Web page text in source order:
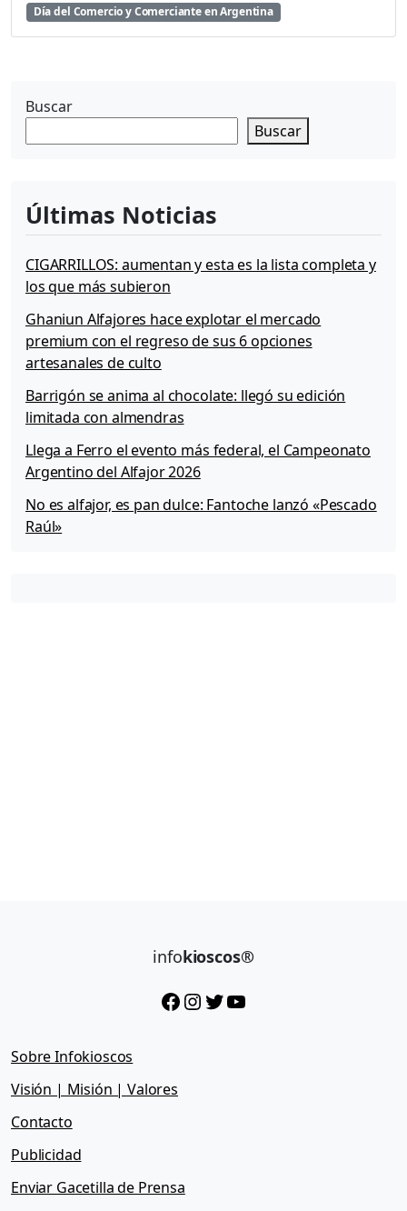
Día del Comercio y Comerciante en Argentina
Buscar
Buscar
Últimas Noticias
CIGARRILLOS: aumentan y esta es la lista completa y
los que más subieron
Ghaniun Alfajores hace explotar el mercado
premium con el regreso de sus 6 opciones
artesanales de culto
Barrigón se anima al chocolate: llegó su edición
limitada con almendras
Llega a Ferro el evento más federal, el Campeonato
Argentino del Alfajor 2026
No es alfajor, es pan dulce: Fantoche lanzó «Pescado
Raúl»
infokioscos®
Facebook InstagramTwitter YouTube
Sobre Infokioscos
Visión | Misión | Valores
Contacto
Publicidad
Enviar Gacetilla de Prensa